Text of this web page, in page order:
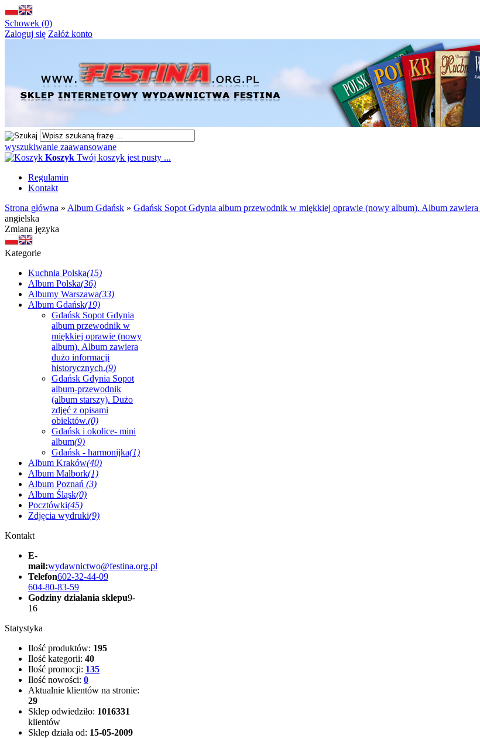
Schowek (0)
Zaloguj się Załóż konto
wyszukiwanie zaawansowane
Koszyk Twój koszyk jest pusty ...
Regulamin
Kontakt
Strona główna » Album Gdańsk » Gdańsk Sopot Gdynia album przewodnik w miękkiej oprawie (nowy album). Album
angielska
Zmiana języka
Kategorie
Kuchnia Polska(15)
Album Polska(36)
Albumy Warszawa(33)
Album Gdańsk(19)
Gdańsk Sopot Gdynia
album przewodnik w
miękkiej oprawie (nowy
album). Album zawiera
dużo informacji
historycznych.(9)
Gdańsk Gdynia Sopot
album-przewodnik
(album starszy). Dużo
zdjęć z opisami
obiektów.(0)
Gdańsk i okolice- mini
album(9)
Gdańsk - harmonijka(1)
Album Kraków(40)
Album Malbork(1)
Album Poznań (3)
Album Śląsk(0)
Pocztówki(45)
Zdjęcia wydruki(9)
Kontakt
E-
mail:wydawnictwo@festina.org.pl
Telefon602-32-44-09
604-80-83-59
Godziny działania sklepu9-
16
Statystyka
Ilość produktów: 195
Ilość kategorii: 40
Ilość promocji: 135
Ilość nowości: 0
Aktualnie klientów na stronie:
29
Sklep odwiedziło: 1016331
klientów
Sklep działa od: 15-05-2009